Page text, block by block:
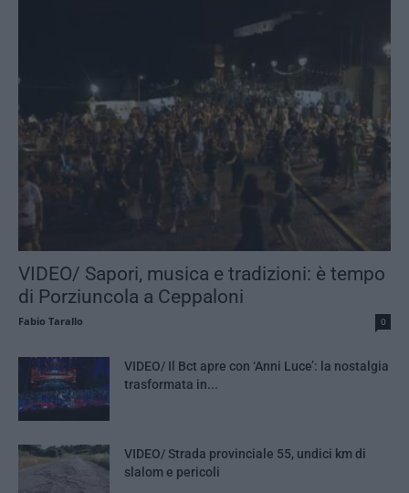
VIDEO/ Sapori, musica e tradizioni: è tempo
di Porziuncola a Ceppaloni
Fabio Tarallo 0
VIDEO/ Il Bct apre con ‘Anni Luce’: la nostalgia
trasformata in...
VIDEO/ Strada provinciale 55, undici km di
slalom e pericoli